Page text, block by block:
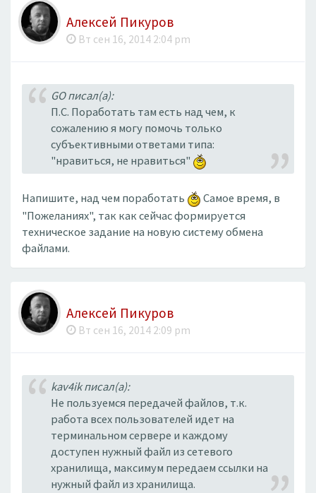
Алексей Пикуров
Вт сен 16, 2014 2:04 pm
GO писал(а):
П.С. Поработать там есть над чем, к
сожалению я могу помочь только
субъективными ответами типа:
"нравиться, не нравиться"
Напишите, над чем поработать
Самое время, в
"Пожеланиях", так как сейчас формируется
техническое задание на новую систему обмена
файлами.
Алексей Пикуров
Вт сен 16, 2014 2:09 pm
kav4ik писал(а):
Не пользуемся передачей файлов, т.к.
работа всех пользователей идет на
терминальном сервере и каждому
доступен нужный файл из сетевого
хранилища, максимум передаем ссылки на
нужный файл из хранилища.